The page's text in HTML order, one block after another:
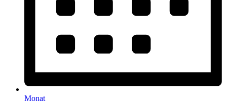
Monat